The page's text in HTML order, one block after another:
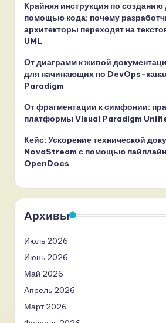
Крайняя инструкция по созданию
помощью кода: почему
архитекторы переходят на
UML
От диаграмм к живой
для начинающих по DevOps-
Paradigm
От фрагментации к симфонии:
платформы Visual Paradigm
Кейс: Ускорение технической
NovaStream с помощью
OpenDocs
Архивы
Июль 2026
Июнь 2026
Май 2026
Апрель 2026
Март 2026